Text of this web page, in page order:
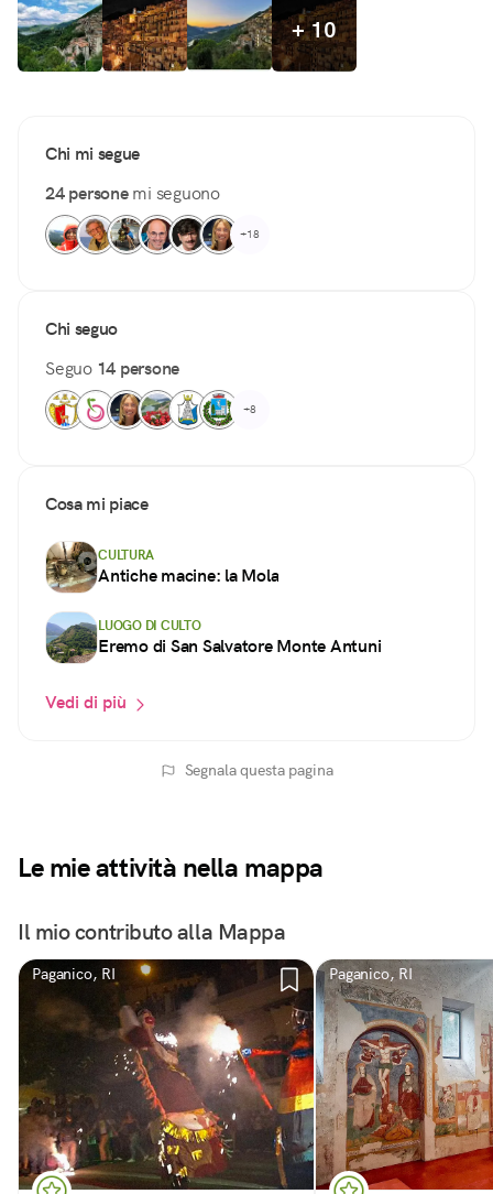
+ 10
Chi mi segue
24 personemi seguono
+18
Chi seguo
Seguo 14 persone
+8
Cosa mi piace
CULTURA
Antiche macine: la Mola
LUOGO DI CULTO
Eremo di San Salvatore Monte Antuni
Vedi di più
Segnala questa pagina
Le mie attività nella mappa
Il mio contributo alla Mappa
Paganico, RI Paganico, RI